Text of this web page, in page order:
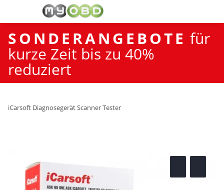
SONDERANGEBOTE für
kurze Zeit bis zu 40%
reduziert
iCarsoft Diagnosegerät Scanner Tester